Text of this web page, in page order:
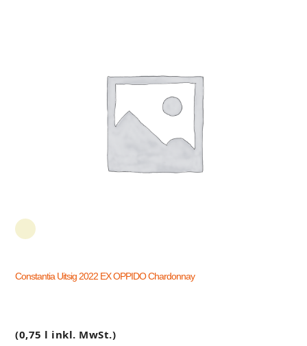
Constantia Uitsig 2022 EX OPPIDO Chardonnay
(0,75 l inkl. MwSt.)